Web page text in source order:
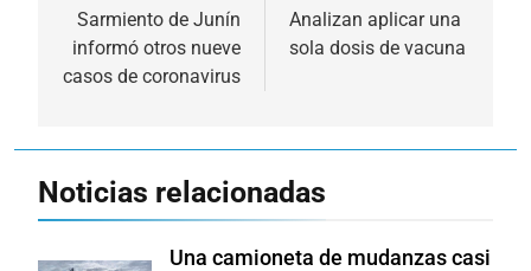
de
entradas
Sarmiento de Junín
informó otros nueve
casos de coronavirus
Analizan aplicar una
sola dosis de vacuna
Noticias relacionadas
Una camioneta de mudanzas casi